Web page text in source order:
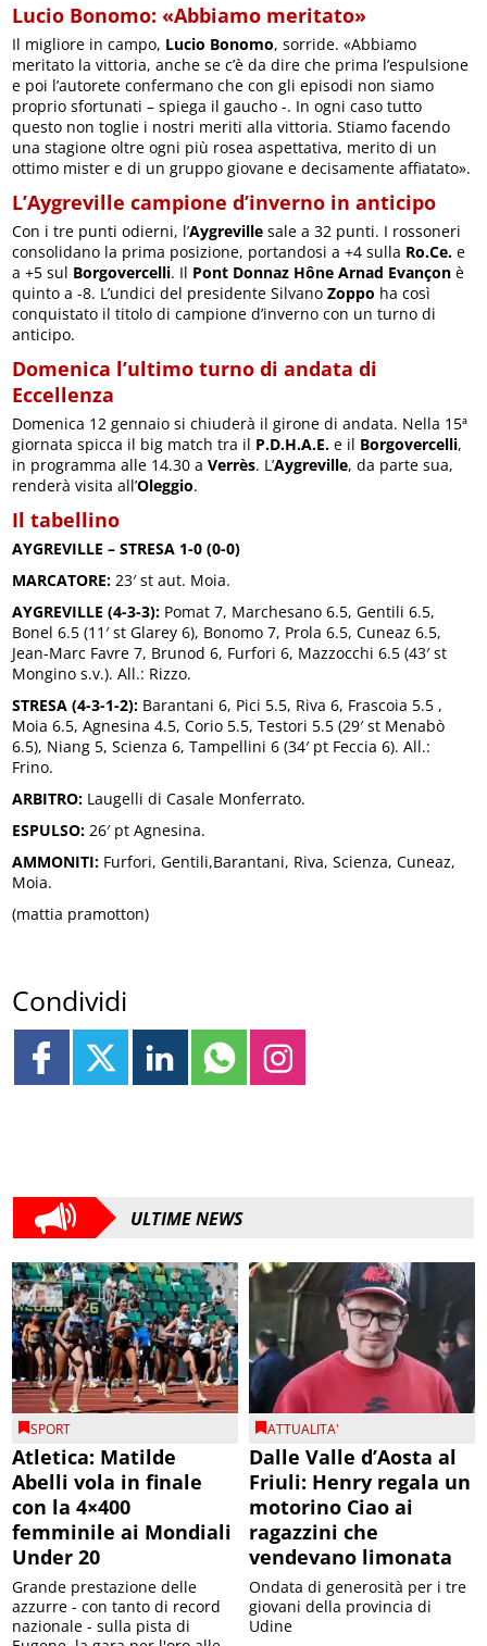
Lucio Bonomo: «Abbiamo meritato»
Il migliore in campo, Lucio Bonomo, sorride. «Abbiamo
meritato la vittoria, anche se c’è da dire che prima l’espulsione
e poi l’autorete confermano che con gli episodi non siamo
proprio sfortunati – spiega il gaucho -. In ogni caso tutto
questo non toglie i nostri meriti alla vittoria. Stiamo facendo
una stagione oltre ogni più rosea aspettativa, merito di un
ottimo mister e di un gruppo giovane e decisamente affiatato».
L’Aygreville campione d’inverno in anticipo
Con i tre punti odierni, l’Aygreville sale a 32 punti. I rossoneri
consolidano la prima posizione, portandosi a +4 sulla Ro.Ce. e
a +5 sul Borgovercelli. Il Pont Donnaz Hône Arnad Evançon è
quinto a -8. L’undici del presidente SilvanoZoppo ha così
conquistato il titolo di campione d’inverno con un turno di
anticipo.
Domenica l’ultimo turno di andata di
Eccellenza
Domenica 12 gennaio si chiuderà il girone di andata. Nella 15ª
giornata spicca il big match tra il P.D.H.A.E. e il Borgovercelli,
in programma alle 14.30 aVerrès. L’Aygreville, da parte sua,
renderà visita all’Oleggio.
Il tabellino
AYGREVILLE – STRESA 1-0 (0-0)
MARCATORE: 23′ st aut. Moia.
AYGREVILLE (4-3-3): Pomat 7, Marchesano 6.5, Gentili 6.5,
Bonel 6.5 (11′ st Glarey 6), Bonomo 7, Prola 6.5, Cuneaz 6.5,
Jean-Marc Favre 7, Brunod 6, Furfori 6, Mazzocchi 6.5 (43′ st
Mongino s.v.). All.: Rizzo.
STRESA (4-3-1-2): Barantani 6, Pici 5.5, Riva 6, Frascoia 5.5 ,
Moia 6.5, Agnesina 4.5, Corio 5.5, Testori 5.5 (29′ st Menabò
6.5), Niang 5, Scienza 6, Tampellini 6 (34′ pt Feccia 6). All.:
Frino.
ARBITRO: Laugelli di Casale Monferrato.
ESPULSO: 26′ pt Agnesina.
AMMONITI: Furfori, Gentili,Barantani, Riva, Scienza, Cuneaz,
Moia.
(mattia pramotton)
Condividi
ULTIME NEWS
SPORT
Atletica: Matilde
Abelli vola in finale
con la 4×400
femminile ai Mondiali
Under 20
Grande prestazione delle
azzurre - con tanto di record
nazionale - sulla pista di
ATTUALITA'
Dalle Valle d’Aosta al
Friuli: Henry regala un
motorino Ciao ai
ragazzini che
vendevano limonata
Ondata di generosità per i tre
giovani della provincia di
Udine